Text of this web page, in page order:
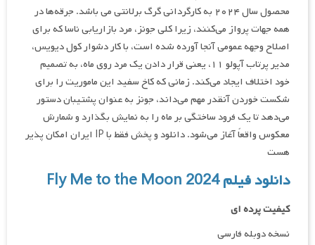
محصول سال ۲۰۲۴ به کارگردانی گرگ برلانتی می باشد. جرقه‌ها در
همه جهات پرواز می‌کنند، زیرا کلی جونز، مرد بازاریابی ناسا که برای
اصلاح وجهه عمومی آنجا آورده شده است، با کار دشوار کول دیویس،
مدیر پرتاب آپولو ۱۱، یعنی قرار دادن یک مرد روی ماه، به تصمیم
خود اختلاف ایجاد می‌کند. زمانی که کاخ سفید این ماموریت را برای
شکست خوردن آنقدر مهم می‌داند، جونز به عنوان پشتیبان دستور
می‌دهد تا یک فرود ساختگی بر ماه را به نمایش بگذارد و شمارش
معکوس واقعاً آغاز می‌شود. دانلود و پخش فقط با IP ایران امکان پذیر
هست
دانلود فیلم Fly Me to the Moon 2024
کیفیت پرده ای
نسخه دوبله فارسی